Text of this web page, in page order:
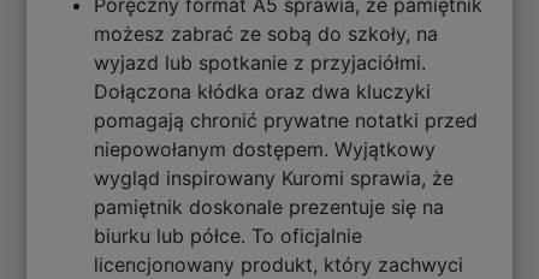
możesz zabrać ze sobą do szkoły, na
wyjazd lub spotkanie z przyjaciółmi.
Dołączona kłódka oraz dwa kluczyki
pomagają chronić prywatne notatki przed
niepowołanym dostępem. Wyjątkowy
wygląd inspirowany Kuromi sprawia, że
pamiętnik doskonale prezentuje się na
biurku lub półce. To oficjalnie
licencjonowany produkt, który zachwyci